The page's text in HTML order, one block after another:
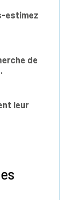
estimez
de
leur